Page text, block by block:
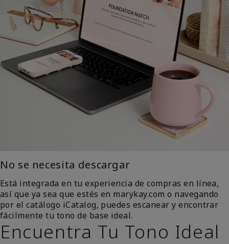
No se necesita descargar
Está integrada en tu experiencia de compras en línea,
así que ya sea que estés en marykay.com o navegando
por el catálogo iCatalog, puedes escanear y encontrar
fácilmente tu tono de base ideal.
Encuentra Tu Tono Ideal